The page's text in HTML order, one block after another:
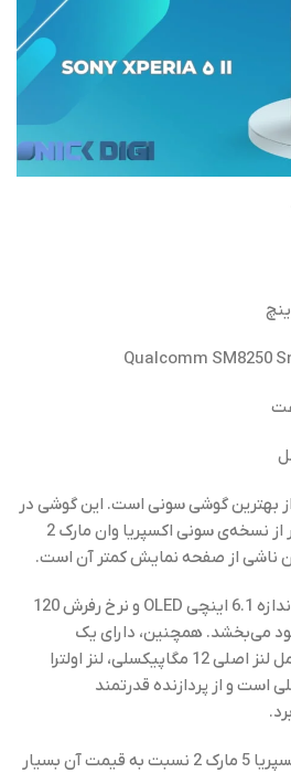
5 مارک 2 یکی از بهترین گوشی‌ سونی است. این گوشی در
واقع نسخه کوچک‌تر و ارزان‌تر از نسخه‌ی سونی اکسپریا وان مارک 2
ناشی از صفحه نمایش کمتر آن است.
صفحه نمایش این گوشی با اندازه 6.1 اینچی OLED و نرخ رفرش 120
می‌بخشد. همچنین، دارای یک
ستایش‌برانگیز با سه لنز، شامل لنز اصلی 12 مگاپیکسلی، لنز اولترا
12 مگاپیکسلی است و از پردازنده قدرتمند
با این وجود، عملکرد سونی اکسپریا 5 مارک 2 نسبت به قیمت آن بسیار